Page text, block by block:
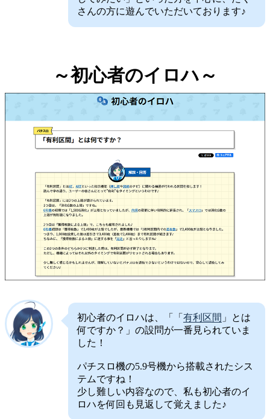
さんの方に遊んでいただいております♪
～初心者のイロハ～
初心者のイロハは、「「有利区間 」とは
何ですか？」の設問が一番見られていま
した！
パチスロ機の5.9号機から搭載されたシス
テムですね！
少し難しい内容なので、私も初心者のイ
ロハを何回も見返して覚えました♪